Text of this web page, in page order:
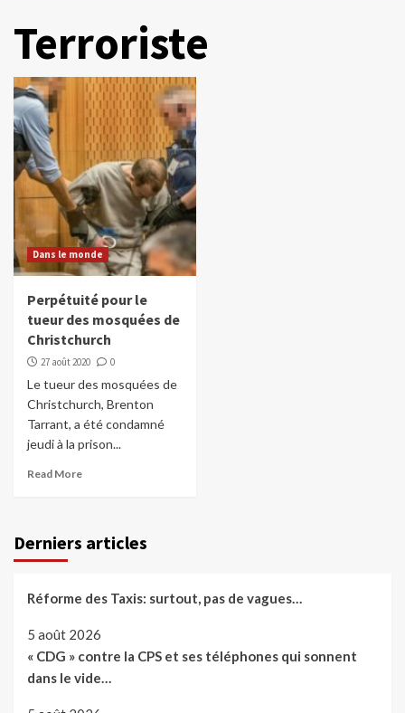
Terroriste
Dans le monde
Perpétuité pour le
tueur des mosquées de
Christchurch
27 août 2020 0
Le tueur des mosquées de
Christchurch, Brenton
Tarrant, a été condamné
jeudi à la prison...
Read More
Derniers articles
Réforme des Taxis: surtout, pas de vagues…
5 août 2026
« CDG » contre la CPS et ses téléphones qui sonnent
dans le vide…